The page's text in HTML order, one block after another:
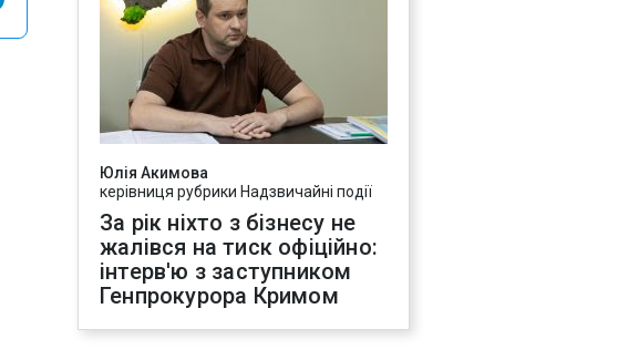
Юлія Акимова
керівниця рубрики Надзвичайні події
За рік ніхто з бізнесу не
жалівся на тиск офіційно:
інтерв'ю з заступником
Генпрокурора Кримом